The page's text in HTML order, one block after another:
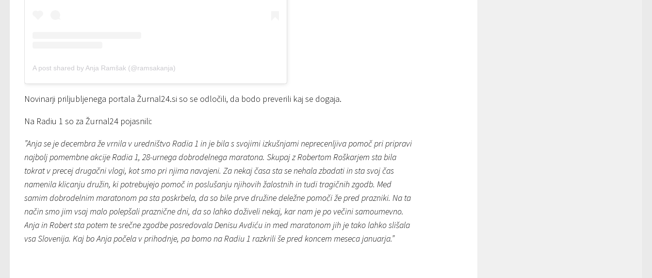
A post shared by Anja Ramšak (@ramsakanja)
Novinarji priljubljenega portala Žurnal24.si so se odločili, da bodo preverili kaj se dogaja.
Na Radiu 1 so za Žurnal24 pojasnili:
”Anja se je decembra že vrnila v uredništvo Radia 1 in je bila s svojimi izkušnjami neprecenljiva pomoč pri pripravi
najbolj pomembne akcije Radia 1, 28-urnega dobrodelnega maratona. Skupaj z Robertom Roškarjem sta bila
tokrat v precej drugačni vlogi, kot smo pri njima navajeni. Za nekaj časa sta se nehala zbadati in sta svoj čas
namenila klicanju družin, ki potrebujejo pomoč in poslušanju njihovih žalostnih in tudi tragičnih zgodb. Med
samim dobrodelnim maratonom pa sta poskrbela, da so bile prve družine deležne pomoči že pred prazniki. Na ta
način smo jim vsaj malo polepšali praznične dni, da so lahko doživeli nekaj, kar nam je po večini samoumevno.
Anja in Robert sta potem te srečne zgodbe posredovala Denisu Avdiću in med maratonom jih je tako lahko slišala
vsa Slovenija. Kaj bo Anja počela v prihodnje, pa bomo na Radiu 1 razkrili še pred koncem meseca januarja.”